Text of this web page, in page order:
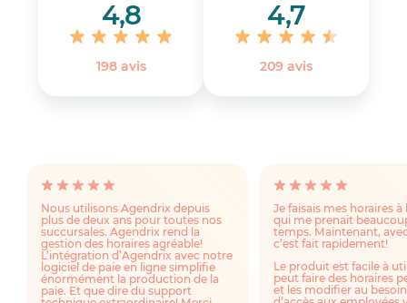
4,8
198 avis
4,7
‎209 avis
Nous utilisons Agendrix depuis
plus de deux ans pour toutes nos
succursales. Agendrix rend la
gestion des horaires agréable!
L’intégration d’Agendrix avec notre
logiciel de paie en ligne simplifie
énormément la production de la
paie. Et que dire du support
Je faisais mes horaires à
qui me prenait
temps. Maintenant,
c’est fait rapidement!
Le produit est facile à
peut faire des horaires
et les modifier au